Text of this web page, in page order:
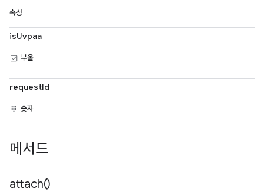
속성
isUvpaa
부울
requestId
숫자
메서드
attach()